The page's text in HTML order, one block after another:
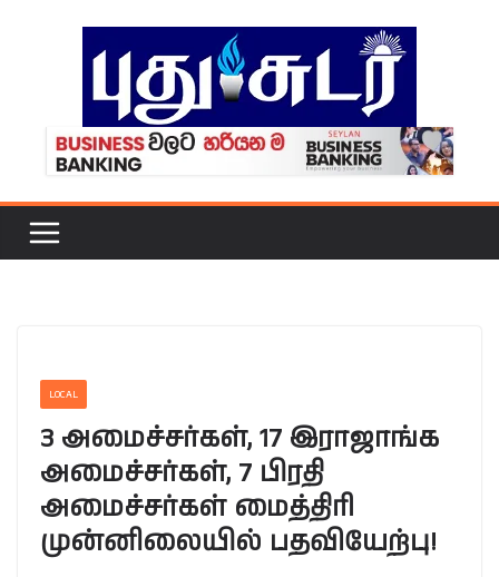
LOCAL
3 அமைச்சர்கள், 17 இராஜாங்க
அமைச்சர்கள், 7 பிரதி
அமைச்சர்கள் மைத்திரி
முன்னிலையில் பதவியேற்பு!